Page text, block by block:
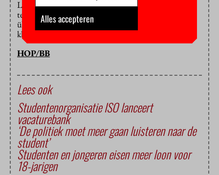
Landelijke Studenten Rechtsbureau krijgen we zoveel
telefoontjes dat we ons afvragen of de student
überhaupt zijn rechtspositie kent. De
klachtenprocedure is veel te mistig.”
HOP/BB
Lees ook
Studentenorganisatie ISO lanceert
vacaturebank
‘De politiek moet meer gaan luisteren naar de
student’
Studenten en jongeren eisen meer loon voor
18-jarigen
Alles accepteren